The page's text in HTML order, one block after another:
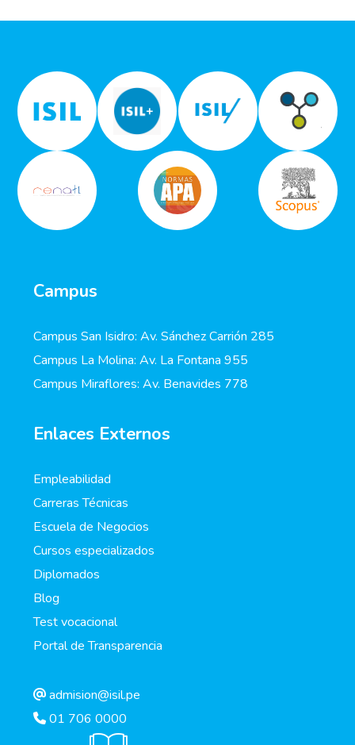
Campus
Campus San Isidro: Av. Sánchez Carrión 285
Campus La Molina: Av. La Fontana 955
Campus Miraflores: Av. Benavides 778
Enlaces Externos
Empleabilidad
Carreras Técnicas
Escuela de Negocios
Cursos especializados
Diplomados
Blog
Test vocacional
Portal de Transparencia
admision@isil.pe
01 706 0000